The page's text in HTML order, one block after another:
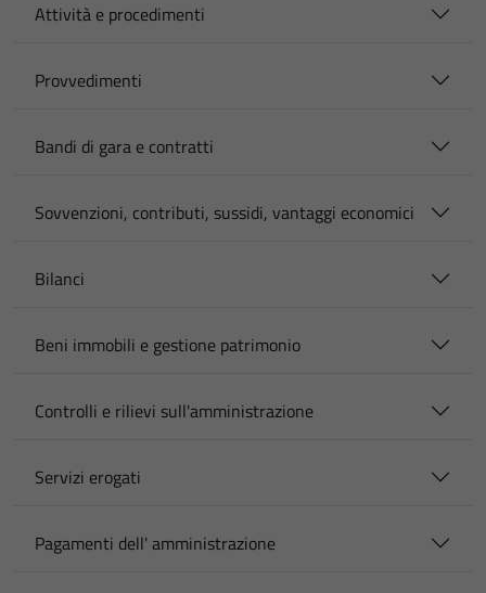
Attività e procedimenti
Provvedimenti
Bandi di gara e contratti
Sovvenzioni, contributi, sussidi, vantaggi economici
Bilanci
Beni immobili e gestione patrimonio
Controlli e rilievi sull'amministrazione
Servizi erogati
Pagamenti dell' amministrazione